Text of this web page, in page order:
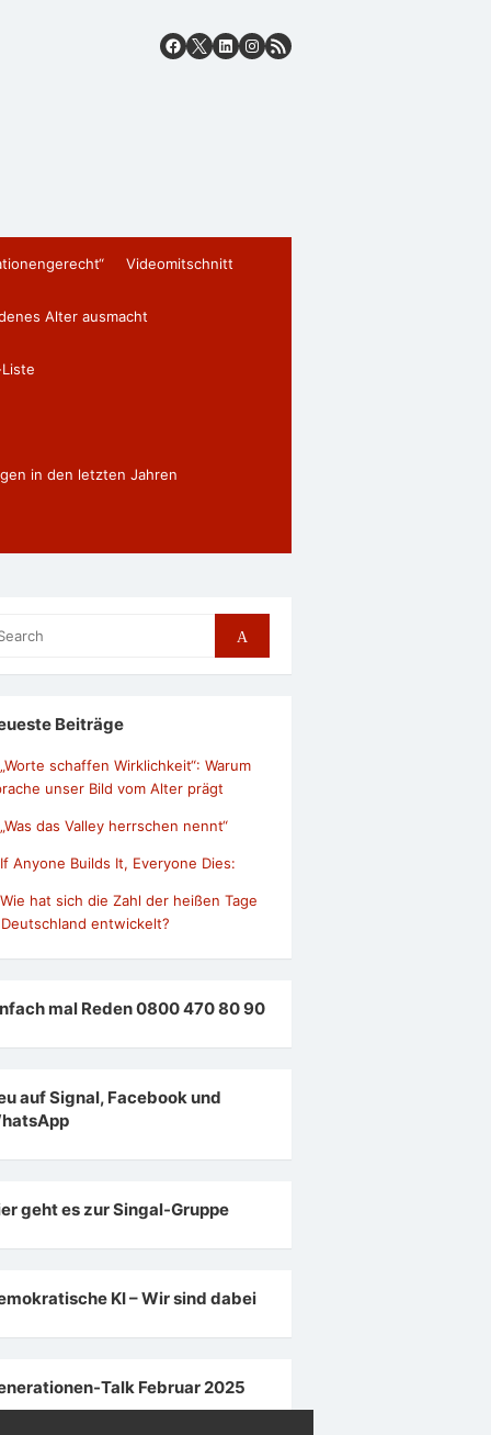
Videomitschnitt
Alter ausmacht
in den letzten Jahren
Search
Beiträge
„Worte schaffen Wirklichkeit“: Warum
unser Bild vom Alter prägt
„Was das Valley herrschen nennt“
If Anyone Builds It, Everyone Dies:
Wie hat sich die Zahl der heißen Tage
entwickelt?
mal Reden 0800 470 80 90
auf Signal, Facebook und
geht es zur Singal-Gruppe
KI – Wir sind dabei
Talk Februar 2025